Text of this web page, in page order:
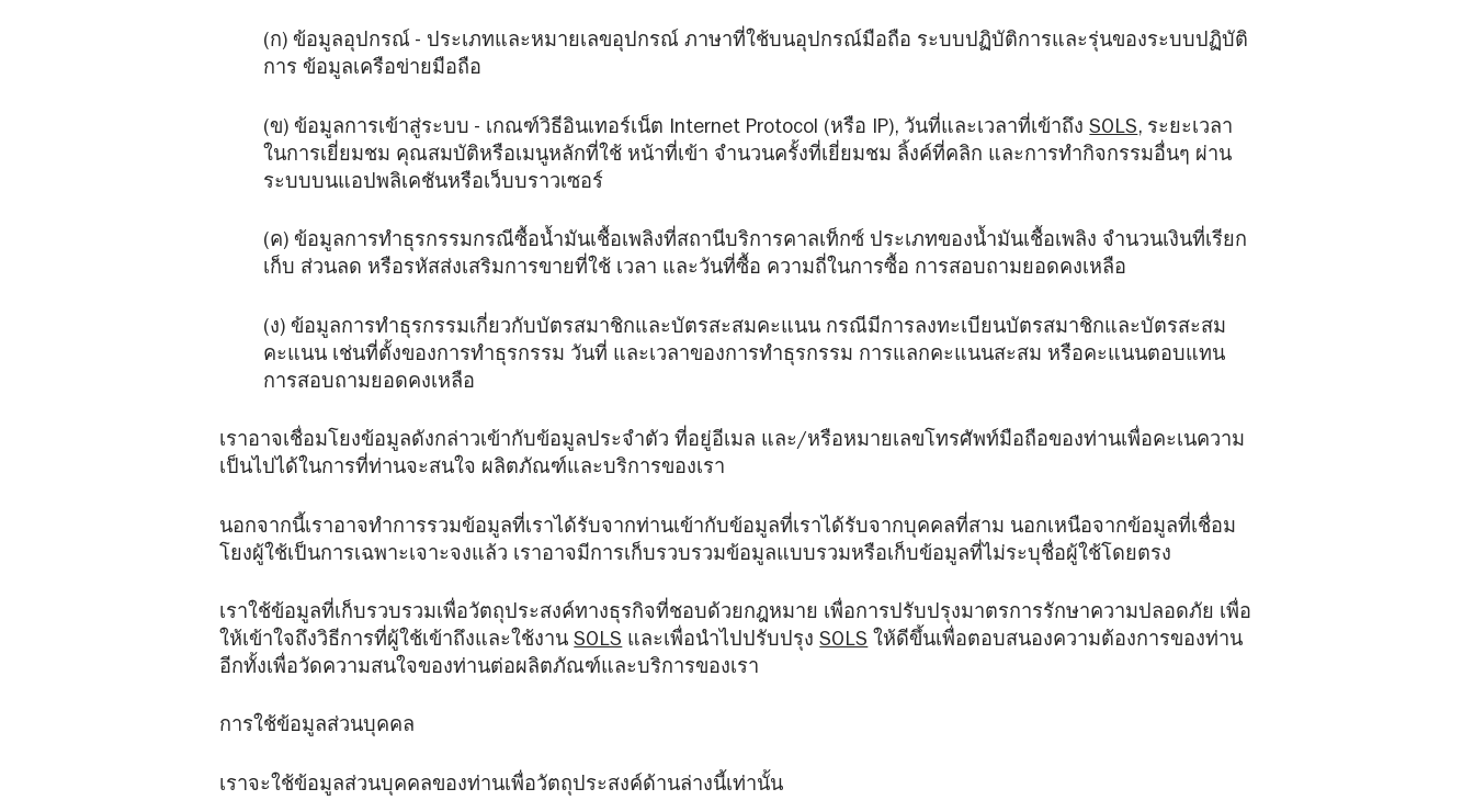
(ก) ข้อมูลอุปกรณ์ - ประเภทและหมายเลขอุปกรณ์ ภาษาที่ใช้บนอุปกรณ์มือถือ ระบบปฏิบัติการและรุ่นของระบบปฏิบัติ
การ ข้อมูลเครือข่ายมือถือ
(ข) ข้อมูลการเข้าสู่ระบบ - เกณฑ์วิธีอินเทอร์เน็ต Internet Protocol (หรือ IP), วันที่และเวลาที่เข้าถึงSOLS, ระยะเวลา
ในการเยี่ยมชม คุณสมบัติหรือเมนูหลักที่ใช้ หน้าที่เข้า จำนวนครั้งที่เยี่ยมชม ลิ้งค์ที่คลิก และการทำกิจกรรมอื่นๆ ผ่าน
ระบบบนแอปพลิเคชันหรือเว็บบราวเซอร์
(ค) ข้อมูลการทำธุรกรรมกรณีซื้อน้ำมันเชื้อเพลิงที่สถานีบริการคาลเท็กซ์ ประเภทของน้ำมันเชื้อเพลิง จำนวนเงินที่เรียก
เก็บ ส่วนลด หรือรหัสส่งเสริมการขายที่ใช้ เวลา และวันที่ซื้อ ความถี่ในการซื้อ การสอบถามยอดคงเหลือ
(ง) ข้อมูลการทำธุรกรรมเกี่ยวกับบัตรสมาชิกและบัตรสะสมคะแนน กรณีมีการลงทะเบียนบัตรสมาชิกและบัตรสะสม
คะแนน เช่นที่ตั้งของการทำธุรกรรม วันที่ และเวลาของการทำธุรกรรม การแลกคะแนนสะสม หรือคะแนนตอบแทน
การสอบถามยอดคงเหลือ
เราอาจเชื่อมโยงข้อมูลดังกล่าวเข้ากับข้อมูลประจำตัว ที่อยู่อีเมล และ/หรือหมายเลขโทรศัพท์มือถือของท่านเพื่อคะเนความ
เป็นไปได้ในการที่ท่านจะสนใจ ผลิตภัณฑ์และบริการของเรา
นอกจากนี้เราอาจทำการรวมข้อมูลที่เราได้รับจากท่านเข้ากับข้อมูลที่เราได้รับจากบุคคลที่สาม นอกเหนือจากข้อมูลที่เชื่อม
โยงผู้ใช้เป็นการเฉพาะเจาะจงแล้ว เราอาจมีการเก็บรวบรวมข้อมูลแบบรวมหรือเก็บข้อมูลที่ไม่ระบุชื่อผู้ใช้โดยตรง
เราใช้ข้อมูลที่เก็บรวบรวมเพื่อวัตถุประสงค์ทางธุรกิจที่ชอบด้วยกฎหมาย เพื่อการปรับปรุงมาตรการรักษาความปลอดภัย เพื่อ
ให้เข้าใจถึงวิธีการที่ผู้ใช้เข้าถึงและใช้งานSOLSและเพื่อนำไปปรับปรุงSOLSให้ดีขึ้นเพื่อตอบสนองความต้องการของท่าน
อีกทั้งเพื่อวัดความสนใจของท่านต่อผลิตภัณฑ์และบริการของเรา
การใช้ข้อมูลส่วนบุคคล
เราจะใช้ข้อมูลส่วนบุคคลของท่านเพื่อวัตถุประสงค์ด้านล่างนี้เท่านั้น